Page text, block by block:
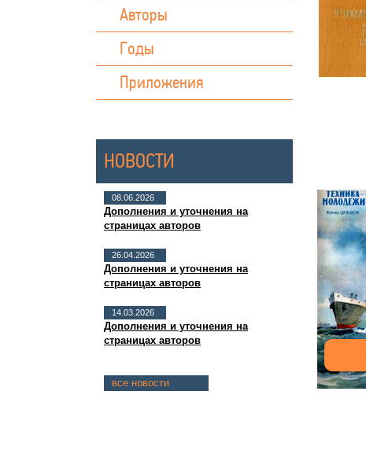
Авторы
Годы
Приложения
НОВОСТИ
08.06.2026
Дополнения и уточнения на
страницах авторов
26.04.2026
Дополнения и уточнения на
страницах авторов
14.03.2026
Дополнения и уточнения на
страницах авторов
все новости